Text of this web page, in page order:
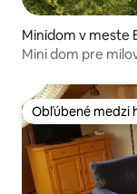
Minidom v meste
Mini dom pre
Obľúbené medzi
Obľúbené medzi